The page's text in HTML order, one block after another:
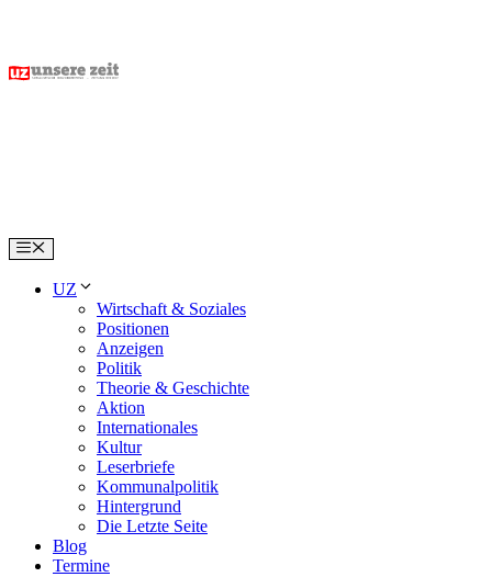
content
Menu
UZ
Wirtschaft & Soziales
Positionen
Anzeigen
Politik
Theorie & Geschichte
Aktion
Internationales
Kultur
Leserbriefe
Kommunalpolitik
Hintergrund
Die Letzte Seite
Blog
Termine